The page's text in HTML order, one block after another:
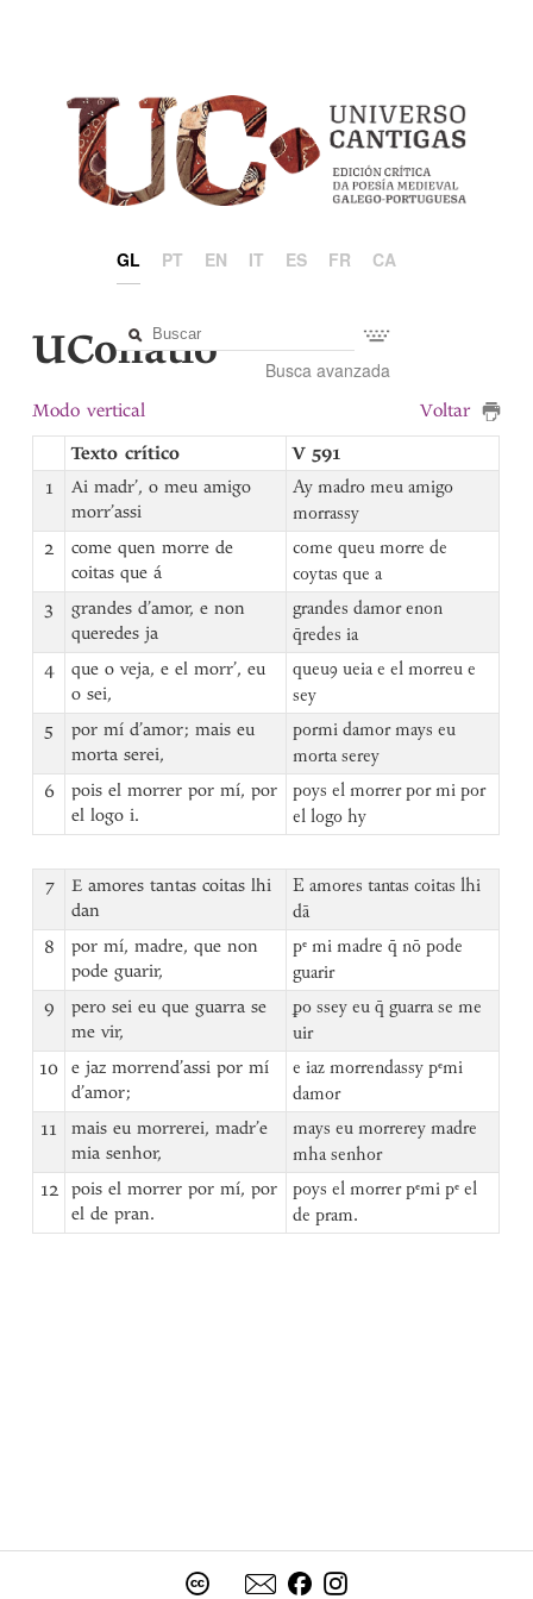
GL PT EN IT ES FR CA
Busca avanzada
UCollatio
Modo vertical
Voltar
Texto crítico
V 591
1
Ai madr’, o meu amigo
morr’assi
Ay madro meu amigo
morrassy
2
come quen morre de
coitas que á
come queu morre de
coytas que a
3
grandes d’amor, e non
queredes ja
grandes damor enon
q̄redes ia
4
que o veja, e el morr’, eu
o sei,
queuꝯ ueia e el morreu e
sey
5
por mí d’amor; mais eu
morta serei,
pormi damor mays eu
morta serey
6
pois el morrer por mí, por
el logo i.
poys el morrer por mi por
el logo hy
7
E amores tantas coitas lhi
dan
E amores tantas coitas lhi
dā
8
por mí, madre, que non
pode guarir,
pᵉ mi madre q̄ nō pode
guarir
9
pero sei eu que guarra se
me vir,
ꝑo ssey eu q̄ guarra se me
uir
10
e jaz morrend’assi por mí
d’amor;
e iaz morrendassy pᵉmi
damor
11
mais eu morrerei, madr’e
mia senhor,
mays eu morrerey madre
mha senhor
12
pois el morrer por mí, por
el de pran.
poys el morrer pᵉmi pᵉ el
de pram.